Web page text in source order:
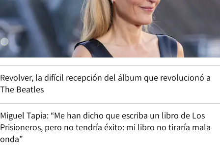
Revolver, la difícil recepción del álbum que revolucionó a
The Beatles
Miguel Tapia: “Me han dicho que escriba un libro de Los
Prisioneros, pero no tendría éxito: mi libro no tiraría mala
onda”